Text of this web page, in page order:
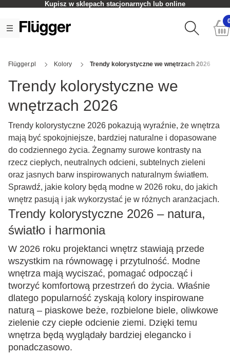
Czas realizacji zamówienia: 2-5 dni roboczych
Flügger.pl Kolory Trendy kolorystyczne we wnętrzach 2026
Trendy kolorystyczne we
wnętrzach 2026
Trendy kolorystyczne 2026 pokazują wyraźnie, że wnętrza
mają być spokojniejsze, bardziej naturalne i dopasowane
do codziennego życia. Żegnamy surowe kontrasty na
rzecz ciepłych, neutralnych odcieni, subtelnych zieleni
oraz jasnych barw inspirowanych naturalnym światłem.
Sprawdź, jakie kolory będą modne w 2026 roku, do jakich
wnętrz pasują i jak wykorzystać je w różnych aranżacjach.
Trendy kolorystyczne 2026 – natura,
światło i harmonia
W 2026 roku projektanci wnętrz stawiają przede
wszystkim na równowagę i przytulność. Modne
wnętrza mają wyciszać, pomagać odpocząć i
tworzyć komfortową przestrzeń do życia. Właśnie
dlatego popularność zyskają kolory inspirowane
naturą – piaskowe beże, rozbielone biele, oliwkowe
zielenie czy ciepłe odcienie ziemi. Dzięki temu
wnętrza będą wyglądały bardziej elegancko i
ponadczasowo.